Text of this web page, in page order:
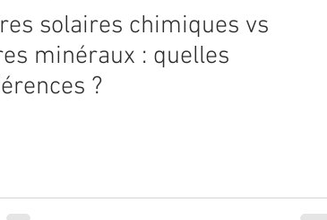
solaires chimiques vs
minéraux : quelles
?